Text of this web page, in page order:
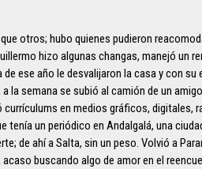
otros; hubo quienes pudieron
hizo algunas changas, manejó un
ese año le desvalijaron la casa y con
la semana se subió al camión de un
en medios gráficos, digitales,
tenía un periódico en Andalgalá, una
de ahí a Salta, sin un peso. Volvió a
buscando algo de amor en el